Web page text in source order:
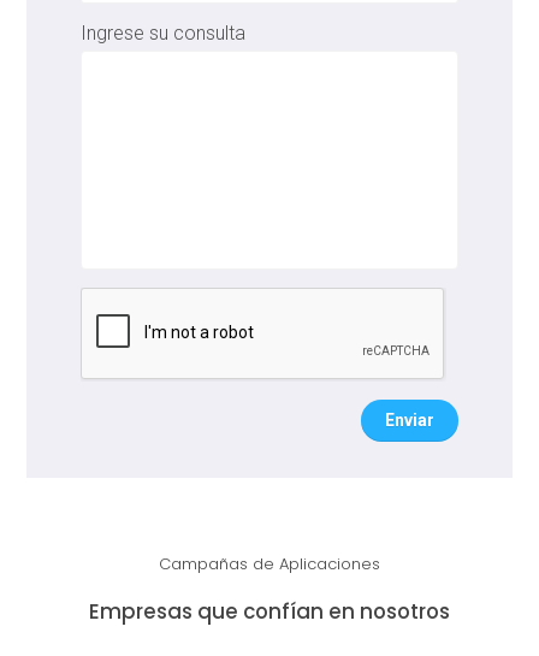
Ingrese su consulta
Enviar
Campañas de Aplicaciones
Empresas que confían en nosotros